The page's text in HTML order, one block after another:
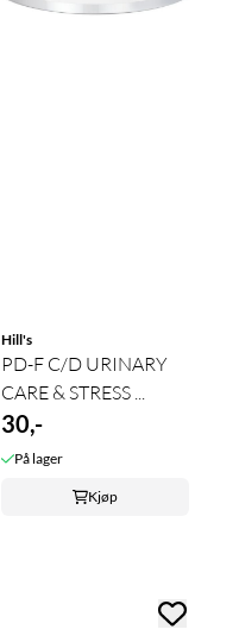
Hill's
PD-F C/D URINARY
CARE & STRESS ...
30,-
På lager
Kjøp